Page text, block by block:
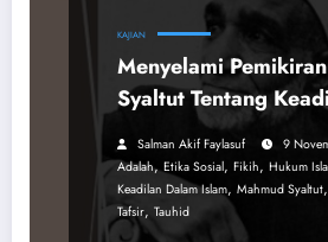
KAJIAN
Menyelami
Syaltut Tentang
Salman Akif Faylasuf 9
Adalah, Etika Sosial, Fikih, Hukum
Keadilan Dalam Islam, Mahmud Syaltut,
Tafsir, Tauhid